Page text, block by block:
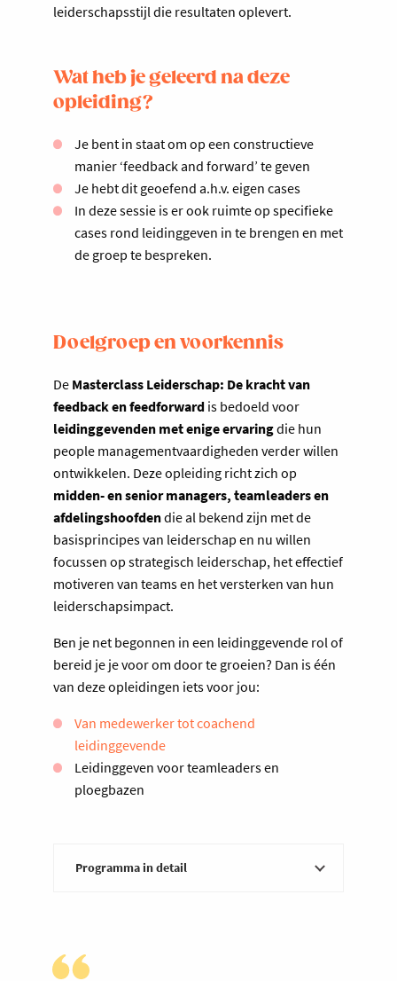
leiderschapsstijl die resultaten oplevert.
Wat heb je geleerd na deze
opleiding?
Je bent in staat om op een constructieve
manier ‘feedback and forward’ te geven
Je hebt dit geoefend a.h.v. eigen cases
In deze sessie is er ook ruimte op specifieke
cases rond leidinggeven in te brengen en met
de groep te bespreken.
Doelgroep en voorkennis
De Masterclass Leiderschap: De kracht van
feedback en feedforward is bedoeld voor
leidinggevenden met enige ervaringdie hun
people managementvaardigheden verder willen
ontwikkelen. Deze opleiding richt zich op
midden- en senior managers, teamleaders en
afdelingshoofdendie al bekend zijn met de
basisprincipes van leiderschap en nu willen
focussen op strategisch leiderschap, het effectief
motiveren van teams en het versterken van hun
leiderschapsimpact.
Ben je net begonnen in een leidinggevende rol of
bereid je je voor om door te groeien? Dan is één
van deze opleidingen iets voor jou:
Van medewerker tot coachend
leidinggevende
Leidinggeven voor teamleaders en
ploegbazen
Programma in detail